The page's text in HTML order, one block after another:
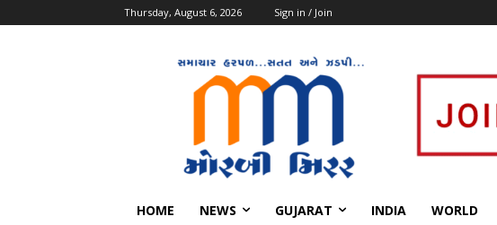
Thursday, August 6, 2026 Sign in / Join
HOME NEWS GUJARAT INDIA WORLD